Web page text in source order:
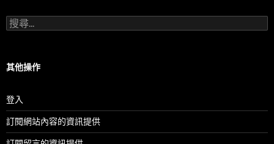
動
(按
搜
尋
字:
其他操作
登入
訂閱網站內容的資訊提供